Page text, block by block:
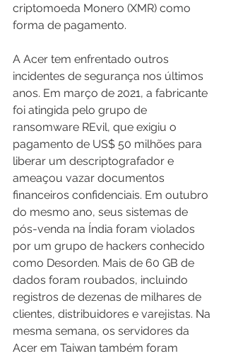
criptomoeda Monero (XMR) como
forma de pagamento.
A Acer tem enfrentado outros
incidentes de segurança nos últimos
anos. Em março de 2021, a fabricante
foi atingida pelo grupo de
ransomware REvil, que exigiu o
pagamento de US$ 50 milhões para
liberar um descriptografador e
ameaçou vazar documentos
financeiros confidenciais. Em outubro
do mesmo ano, seus sistemas de
pós-venda na Índia foram violados
por um grupo de hackers conhecido
como Desorden. Mais de 60 GB de
dados foram roubados, incluindo
registros de dezenas de milhares de
clientes, distribuidores e varejistas. Na
mesma semana, os servidores da
Acer em Taiwan também foram